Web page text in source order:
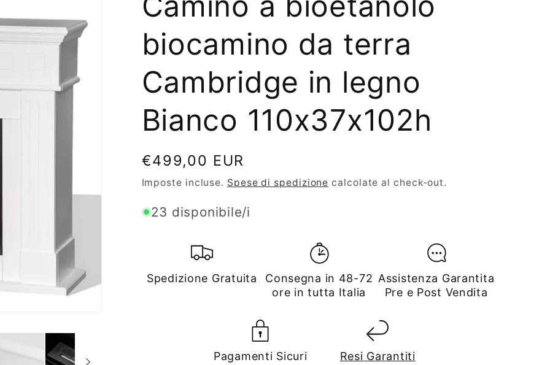
biocamino da terra
Cambridge in legno
Bianco 110x37x102h
Prezzo
di
€499,00 EUR
Imposte incluse. Spese di spedizione calcolate al check-out.
23 disponibile/i
Spedizione Gratuita
Consegna in 48-72
ore in tutta Italia
Assistenza Garantita
Pre e Post Vendita
Pagamenti Sicuri Resi Garantiti